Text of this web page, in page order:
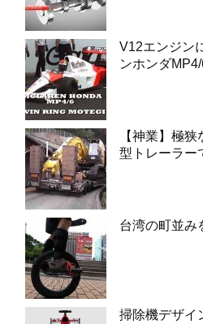
V12エンジン
ンホンダ
【神業】極
型トレーラー
台湾の町並み
掃除機デザイ